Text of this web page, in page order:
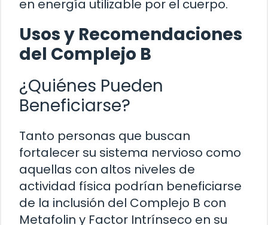
en energía utilizable por el cuerpo.
Usos y Recomendaciones
del Complejo B
¿Quiénes Pueden
Beneficiarse?
Tanto personas que buscan
fortalecer su sistema nervioso como
aquellas con altos niveles de
actividad física podrían beneficiarse
de la inclusión del Complejo B con
Metafolin y Factor Intrínseco en su